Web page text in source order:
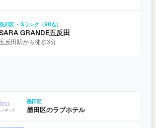
川区 ・ Sランク（98点）
SARA GRANDE五反田
反田駅から徒歩3分
墨田区
墨田区のラブホテル